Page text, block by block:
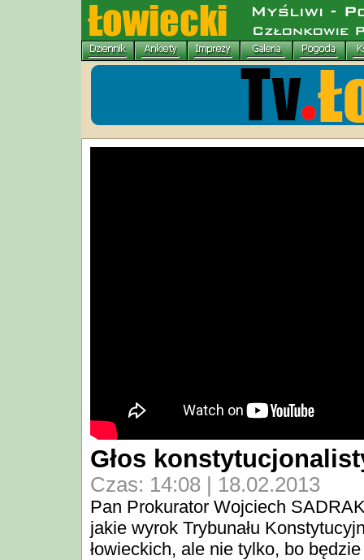
Głos
Czas: 14:08 | 18.02.2013
Pan Prokurator Wojciech
jakie wyrok Trybunału
łowieckich, ale nie tylko, bo